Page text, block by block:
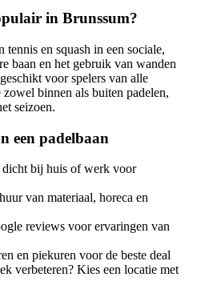
in Brunssum?
tennis en squash in een sociale,
baan en het gebruik van wanden
voor spelers van alle
zowel binnen als buiten padelen,
seizoen.
een padelbaan
dicht bij huis of werk voor
van materiaal, horeca en
reviews voor ervaringen van
en piekuren voor de beste deal
verbeteren? Kies een locatie met